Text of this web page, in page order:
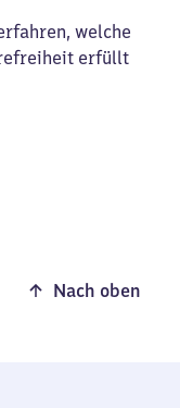
welche
erfüllt
Nach oben